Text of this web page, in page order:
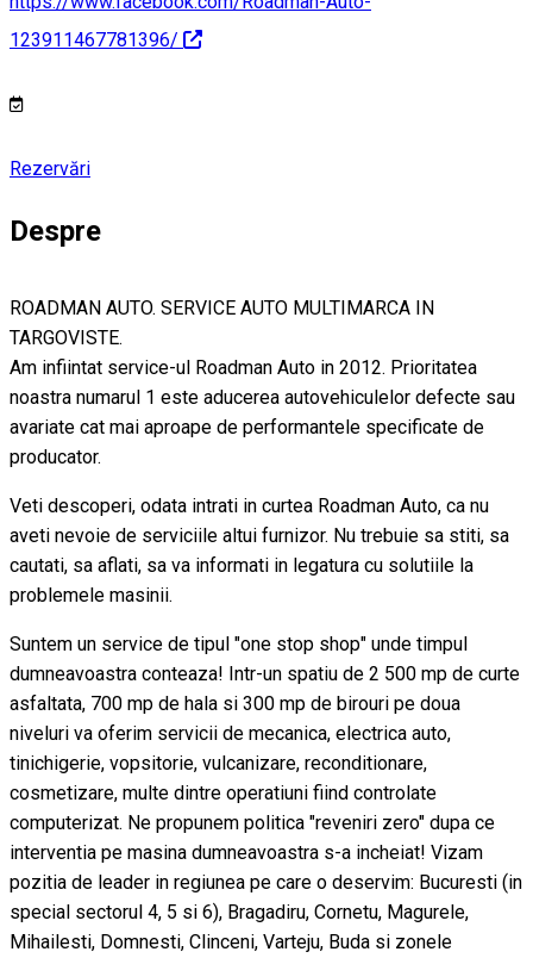
123911467781396/
Rezervări
Despre
ROADMAN AUTO. SERVICE AUTO MULTIMARCA IN
TARGOVISTE.
Am infiintat service-ul Roadman Auto in 2012. Prioritatea
noastra numarul 1 este aducerea autovehiculelor defecte sau
avariate cat mai aproape de performantele specificate de
producator.
Veti descoperi, odata intrati in curtea Roadman Auto, ca nu
aveti nevoie de serviciile altui furnizor. Nu trebuie sa stiti, sa
cautati, sa aflati, sa va informati in legatura cu solutiile la
problemele masinii.
Suntem un service de tipul "one stop shop" unde timpul
dumneavoastra conteaza! Intr-un spatiu de 2 500 mp de curte
asfaltata, 700 mp de hala si 300 mp de birouri pe doua
niveluri va oferim servicii de mecanica, electrica auto,
tinichigerie, vopsitorie, vulcanizare, reconditionare,
cosmetizare, multe dintre operatiuni fiind controlate
computerizat. Ne propunem politica "reveniri zero" dupa ce
interventia pe masina dumneavoastra s-a incheiat! Vizam
pozitia de leader in regiunea pe care o deservim: Bucuresti (in
special sectorul 4, 5 si 6), Bragadiru, Cornetu, Magurele,
Mihailesti, Domnesti, Clinceni, Varteju, Buda si zonele